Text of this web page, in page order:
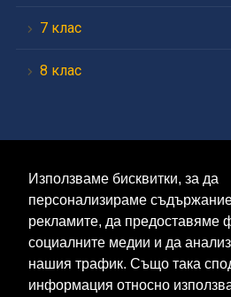
Използваме бисквитки, за да
персонализираме
рекламите, да предоставяме
социалните медии и да
нашия трафик. Също така
информация относно
7 клас
8 клас
9 клас
10 клас
11 клас